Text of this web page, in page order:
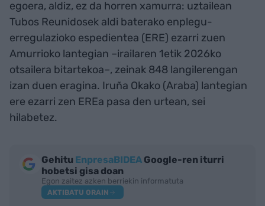
egoera, aldiz, ez da horren xamurra: uztailean
Tubos Reunidosek aldi baterako enplegu-
erregulazioko espedientea (ERE) ezarri zuen
Amurrioko lantegian –irailaren 1etik 2026ko
otsailera bitartekoa–, zeinak 848 langilerengan
izan duen eragina. Iruña Okako (Araba) lantegian
ere ezarri zen EREa pasa den urtean, sei
hilabetez.
Gehitu EnpresaBIDEA Google-ren iturri
hobetsi gisa doan
Egon zaitez azken berriekin informatuta
AKTIBATU ORAIN